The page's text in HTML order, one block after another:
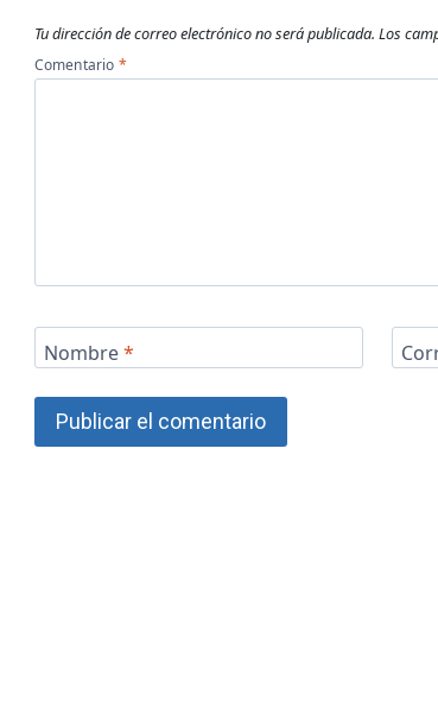
Tu dirección de correo electrónico no será publicada. Los
Comentario *
Nombre*